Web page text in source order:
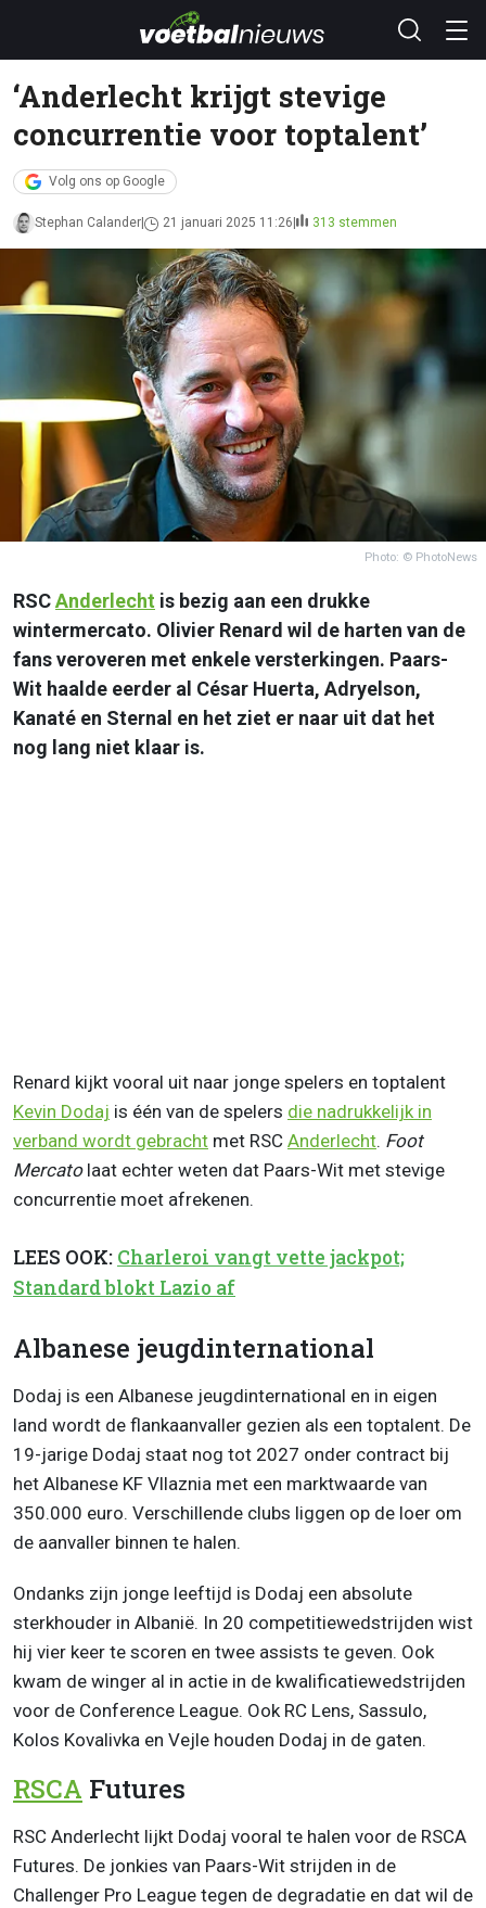
‘Anderlecht krijgt stevige
concurrentie voor toptalent’
Volg ons op Google
Stephan Calander 21 januari 2025 11:26 313 stemmen
Photo: © PhotoNews
RSCAnderlecht is bezig aan een drukke
wintermercato. Olivier Renard wil de harten van de
fans veroveren met enkele versterkingen. Paars-
Wit haalde eerder al César Huerta, Adryelson,
Kanaté en Sternal en het ziet er naar uit dat het
nog lang niet klaar is.
Renard kijkt vooral uit naar jonge spelers en toptalent
Kevin Dodaj is één van de spelers die nadrukkelijk in
verband wordt gebracht met RSC Anderlecht. Foot
Mercatolaat echter weten dat Paars-Wit met stevige
concurrentie moet afrekenen.
LEES OOK: Charleroi vangt vette jackpot;
Standard blokt Lazio af
Albanese jeugdinternational
Dodaj is een Albanese jeugdinternational en in eigen
land wordt de flankaanvaller gezien als een toptalent. De
19-jarige Dodaj staat nog tot 2027 onder contract bij
het Albanese KF Vllaznia met een marktwaarde van
350.000 euro. Verschillende clubs liggen op de loer om
de aanvaller binnen te halen.
Ondanks zijn jonge leeftijd is Dodaj een absolute
sterkhouder in Albanië. In 20 competitiewedstrijden wist
hij vier keer te scoren en twee assists te geven. Ook
kwam de winger al in actie in de kwalificatiewedstrijden
voor de Conference League. Ook RC Lens, Sassulo,
Kolos Kovalivka en Vejle houden Dodaj in de gaten.
RSCA Futures
RSC Anderlecht lijkt Dodaj vooral te halen voor de RSCA
Futures. De jonkies van Paars-Wit strijden in de
Challenger Pro League tegen de degradatie en dat wil de